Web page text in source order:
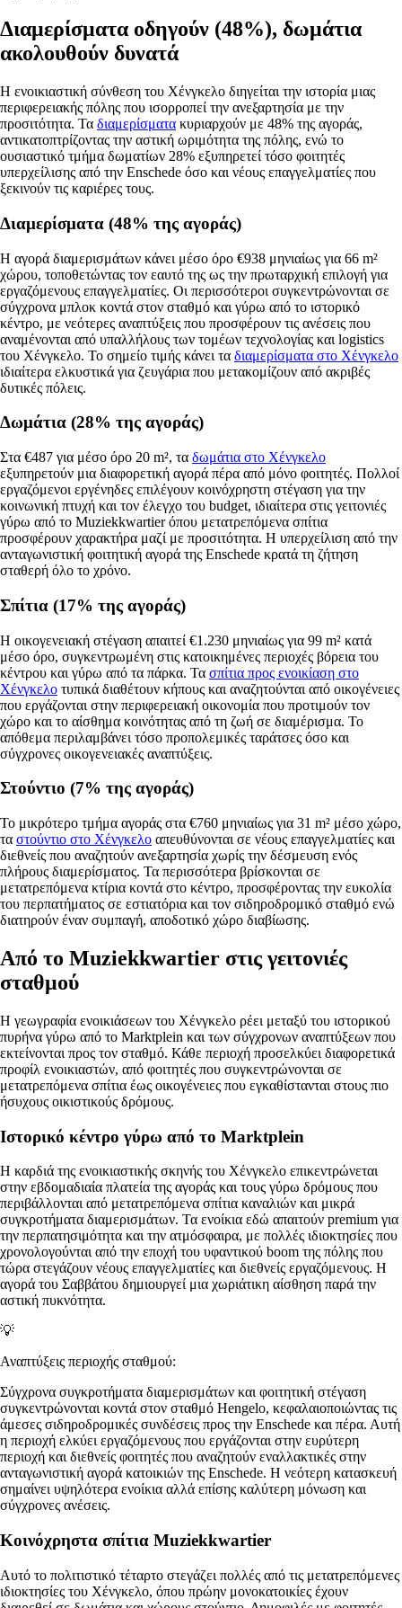
Διαμερίσματα οδηγούν (48%), δωμάτια
ακολουθούν δυνατά
Η ενοικιαστική σύνθεση του Χένγκελο διηγείται την ιστορία μιας
περιφερειακής πόλης που ισορροπεί την ανεξαρτησία με την
προσιτότητα. Τα διαμερίσματα κυριαρχούν με 48% της αγοράς,
αντικατοπτρίζοντας την αστική ωριμότητα της πόλης, ενώ το
ουσιαστικό τμήμα δωματίων 28% εξυπηρετεί τόσο φοιτητές
υπερχείλισης από την Enschede όσο και νέους επαγγελματίες που
ξεκινούν τις καριέρες τους.
Διαμερίσματα (48% της αγοράς)
Η αγορά διαμερισμάτων κάνει μέσο όρο €938 μηνιαίως για 66 m²
χώρου, τοποθετώντας τον εαυτό της ως την πρωταρχική επιλογή για
εργαζόμενους επαγγελματίες. Οι περισσότεροι συγκεντρώνονται σε
σύγχρονα μπλοκ κοντά στον σταθμό και γύρω από το ιστορικό
κέντρο, με νεότερες αναπτύξεις που προσφέρουν τις ανέσεις που
αναμένονται από υπαλλήλους των τομέων τεχνολογίας και logistics
του Χένγκελο. Το σημείο τιμής κάνει τα διαμερίσματα στο Χένγκελο
ιδιαίτερα ελκυστικά για ζευγάρια που μετακομίζουν από ακριβές
δυτικές πόλεις.
Δωμάτια (28% της αγοράς)
Στα €487 για μέσο όρο 20 m², τα δωμάτια στο Χένγκελο
εξυπηρετούν μια διαφορετική αγορά πέρα από μόνο φοιτητές. Πολλοί
εργαζόμενοι εργένηδες επιλέγουν κοινόχρηστη στέγαση για την
κοινωνική πτυχή και τον έλεγχο του budget, ιδιαίτερα στις γειτονιές
γύρω από το Muziekkwartier όπου μετατρεπόμενα σπίτια
προσφέρουν χαρακτήρα μαζί με προσιτότητα. Η υπερχείλιση από την
ανταγωνιστική φοιτητική αγορά της Enschede κρατά τη ζήτηση
σταθερή όλο το χρόνο.
Σπίτια (17% της αγοράς)
Η οικογενειακή στέγαση απαιτεί €1.230 μηνιαίως για 99 m² κατά
μέσο όρο, συγκεντρωμένη στις κατοικημένες περιοχές βόρεια του
κέντρου και γύρω από τα πάρκα. Τα σπίτια προς ενοικίαση στο
Χένγκελο τυπικά διαθέτουν κήπους και αναζητούνται από οικογένειες
που εργάζονται στην περιφερειακή οικονομία που προτιμούν τον
χώρο και το αίσθημα κοινότητας από τη ζωή σε διαμέρισμα. Το
απόθεμα περιλαμβάνει τόσο προπολεμικές ταράτσες όσο και
σύγχρονες οικογενειακές αναπτύξεις.
Στούντιο (7% της αγοράς)
Το μικρότερο τμήμα αγοράς στα €760 μηνιαίως για 31 m² μέσο χώρο,
τα στούντιο στο Χένγκελο απευθύνονται σε νέους επαγγελματίες και
διεθνείς που αναζητούν ανεξαρτησία χωρίς την δέσμευση ενός
πλήρους διαμερίσματος. Τα περισσότερα βρίσκονται σε
μετατρεπόμενα κτίρια κοντά στο κέντρο, προσφέροντας την ευκολία
του περπατήματος σε εστιατόρια και τον σιδηροδρομικό σταθμό ενώ
διατηρούν έναν συμπαγή, αποδοτικό χώρο διαβίωσης.
Από το Muziekkwartier στις γειτονιές
σταθμού
Η γεωγραφία ενοικιάσεων του Χένγκελο ρέει μεταξύ του ιστορικού
πυρήνα γύρω από το Marktplein και των σύγχρονων αναπτύξεων που
εκτείνονται προς τον σταθμό. Κάθε περιοχή προσελκύει διαφορετικά
προφίλ ενοικιαστών, από φοιτητές που συγκεντρώνονται σε
μετατρεπόμενα σπίτια έως οικογένειες που εγκαθίστανται στους πιο
ήσυχους οικιστικούς δρόμους.
Ιστορικό κέντρο γύρω από το Marktplein
Η καρδιά της ενοικιαστικής σκηνής του Χένγκελο επικεντρώνεται
στην εβδομαδιαία πλατεία της αγοράς και τους γύρω δρόμους που
περιβάλλονται από μετατρεπόμενα σπίτια καναλιών και μικρά
συγκροτήματα διαμερισμάτων. Τα ενοίκια εδώ απαιτούν premium για
την περπατησιμότητα και την ατμόσφαιρα, με πολλές ιδιοκτησίες που
χρονολογούνται από την εποχή του υφαντικού boom της πόλης που
τώρα στεγάζουν νέους επαγγελματίες και διεθνείς εργαζόμενους. Η
αγορά του Σαββάτου δημιουργεί μια χωριάτικη αίσθηση παρά την
αστική πυκνότητα.
💡
Αναπτύξεις περιοχής σταθμού:
Σύγχρονα συγκροτήματα διαμερισμάτων και φοιτητική στέγαση
συγκεντρώνονται κοντά στον σταθμό Hengelo, κεφαλαιοποιώντας τις
άμεσες σιδηροδρομικές συνδέσεις προς την Enschede και πέρα. Αυτή
η περιοχή ελκύει εργαζόμενους που εργάζονται στην ευρύτερη
περιοχή και διεθνείς φοιτητές που αναζητούν εναλλακτικές στην
ανταγωνιστική αγορά κατοικιών της Enschede. Η νεότερη κατασκευή
σημαίνει υψηλότερα ενοίκια αλλά επίσης καλύτερη μόνωση και
σύγχρονες ανέσεις.
Κοινόχρηστα σπίτια Muziekkwartier
Αυτό το πολιτιστικό τέταρτο στεγάζει πολλές από τις μετατρεπόμενες
ιδιοκτησίες του Χένγκελο, όπου πρώην μονοκατοικίες έχουν